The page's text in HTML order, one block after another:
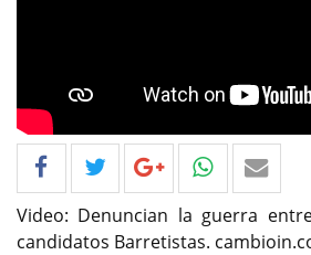
Video: Denuncian la guerra
candidatos Barretistas.